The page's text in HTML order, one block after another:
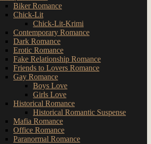
Biker Romance
Chick-Lit
Chick-Lit-Krimi
Contemporary Romance
Dark Romance
Erotic Romance
Fake Relationship Romance
Friends to Lovers Romance
Gay Romance
Boys Love
Girls Love
Historical Romance
Historical Romantic Suspense
Mafia Romance
Office Romance
Paranormal Romance